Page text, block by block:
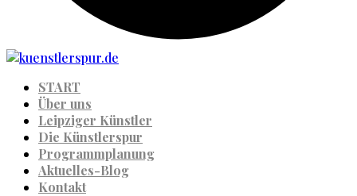
START
Über uns
Leipziger Künstler
Die Künstlerspur
Programmplanung
Aktuelles-Blog
Kontakt